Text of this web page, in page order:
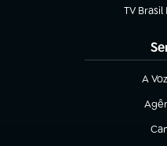
TV
(abre
A
(abre